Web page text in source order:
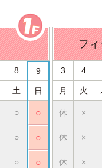
フィ
8 9 3 4
土 日 月 火
○ ○ 休 ×
○ ○ 休 ×
○ ○ 休 ×